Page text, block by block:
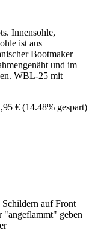
Innensohle,
ist aus
Bootmaker
und im
WBL-25 mit
€ (14.48% gespart)
auf Front
"angeflammt" geben